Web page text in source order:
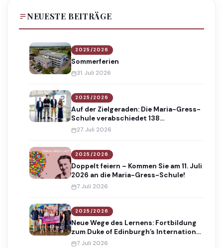
NEUESTE BEITRÄGE
2025/2026
Sommerferien
31. Juli 2026
2025/2026
Auf der Zielgeraden: Die Maria-Gress-
Schule verabschiedet 138
Absolventinnen und Absolventen
27. Juli 2026
2025/2026
Doppelt feiern – Kommen Sie am 11. Juli
2026 an die Maria-Gress-Schule!
7. Juli 2026
2025/2026
Neue Wege des Lernens: Fortbildung
zum Duke of Edinburgh’s International
Award
7. Juli 2026